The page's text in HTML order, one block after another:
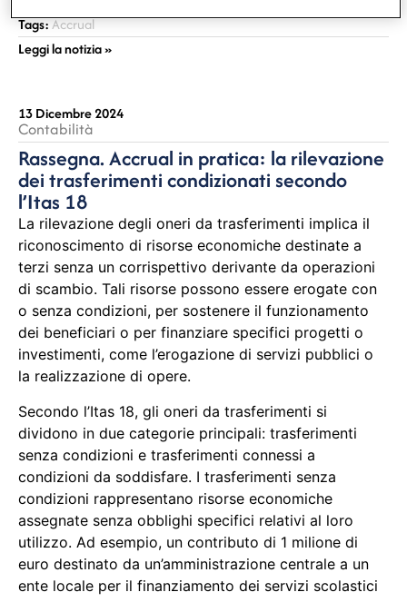
Tags:Accrual
Leggi la notizia »
13 Dicembre 2024
Contabilità
Rassegna. Accrual in pratica: la rilevazione
dei trasferimenti condizionati secondo
l’Itas 18
La rilevazione degli oneri da trasferimenti implica il
riconoscimento di risorse economiche destinate a
terzi senza un corrispettivo derivante da operazioni
di scambio. Tali risorse possono essere erogate con
o senza condizioni, per sostenere il funzionamento
dei beneficiari o per finanziare specifici progetti o
investimenti, come l’erogazione di servizi pubblici o
la realizzazione di opere.
Secondo l’Itas 18, gli oneri da trasferimenti si
dividono in due categorie principali: trasferimenti
senza condizioni e trasferimenti connessi a
condizioni da soddisfare. I trasferimenti senza
condizioni rappresentano risorse economiche
assegnate senza obblighi specifici relativi al loro
utilizzo. Ad esempio, un contributo di 1 milione di
euro destinato da un’amministrazione centrale a un
ente locale per il finanziamento dei servizi scolastici